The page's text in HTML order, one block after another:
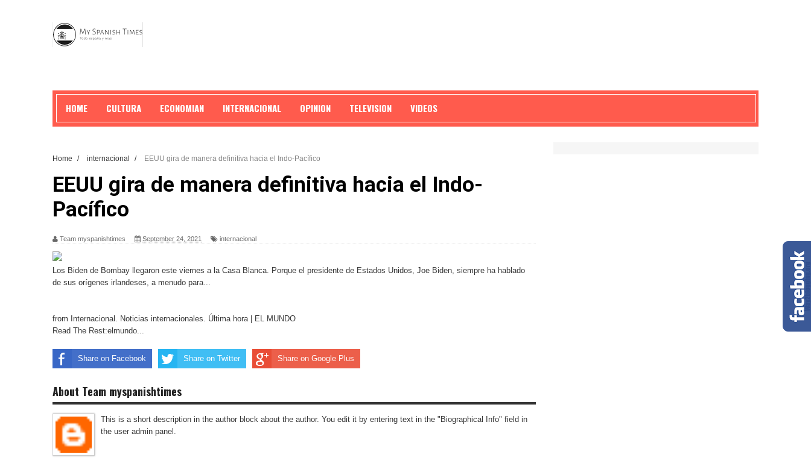
HOME CULTURA ECONOMIAN INTERNACIONAL OPINION TELEVISION VIDEOS
Home / internacional / EEUU gira de manera definitiva hacia el Indo-Pacífico
EEUU gira de manera definitiva hacia el Indo-
Pacífico
Team myspanishtimes September 24, 2021 internacional
Los Biden de Bombay llegaron este viernes a la Casa Blanca. Porque el presidente de Estados Unidos, Joe Biden, siempre ha hablado
de sus orígenes irlandeses, a menudo para...
from Internacional. Noticias internacionales. Última hora | EL MUNDO
Read The Rest:elmundo...
Share on Facebook Share on Twitter Share on Google Plus
About Team myspanishtimes
This is a short description in the author block about the author. You edit it by entering text in the "Biographical Info" field in
the user admin panel.